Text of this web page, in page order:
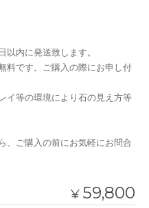
以内に発送致します。
料です。ご購入の際にお申し付
イ等の環境により石の見え方等
、ご購入の前にお気軽にお問合
¥ 59,800